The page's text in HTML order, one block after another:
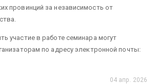
провинций за независимость от
участие в работе семинара могут
по адресу электронной почты:
04 апр. 2026